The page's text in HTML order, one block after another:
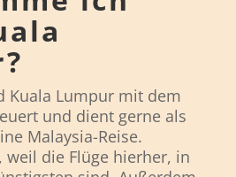
Kuala Lumpur mit dem
und dient gerne als
Malaysia-Reise.
weil die Flüge hierher, in